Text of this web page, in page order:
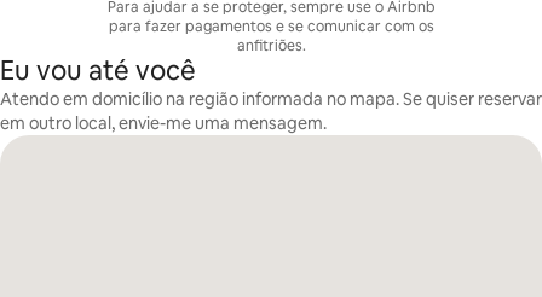
Para ajudar a se proteger, sempre use o Airbnb
para fazer pagamentos e se comunicar com os
anfitriões.
Eu vou até você
Atendo em domicílio na região informada no mapa. Se quiser reservar
em outro local, envie-me uma mensagem.